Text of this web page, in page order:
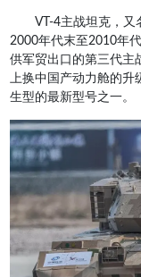
VT-4主战坦克，又
2000年代末至2010年
供军贸出口的第三代主
上换中国产动力舱的
生型的最新型号之一。